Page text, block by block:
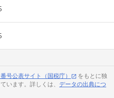
号公表サイト（国税庁）
をもとに独
います。詳しくは、 データの出典につ